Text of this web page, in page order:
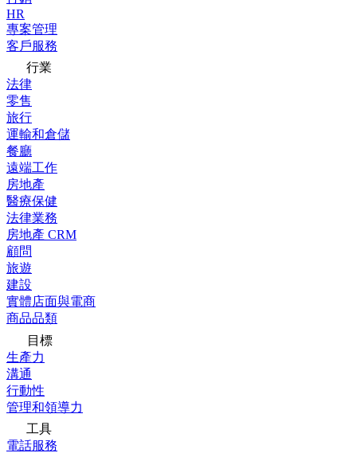
HR
專案管理
客戶服務
行業
法律
零售
旅行
運輸和倉儲
餐廳
遠端工作
房地產
醫療保健
法律業務
房地產 CRM
顧問
旅遊
建設
實體店面與電商
商品品類
目標
生產力
溝通
行動性
管理和領導力
工具
電話服務